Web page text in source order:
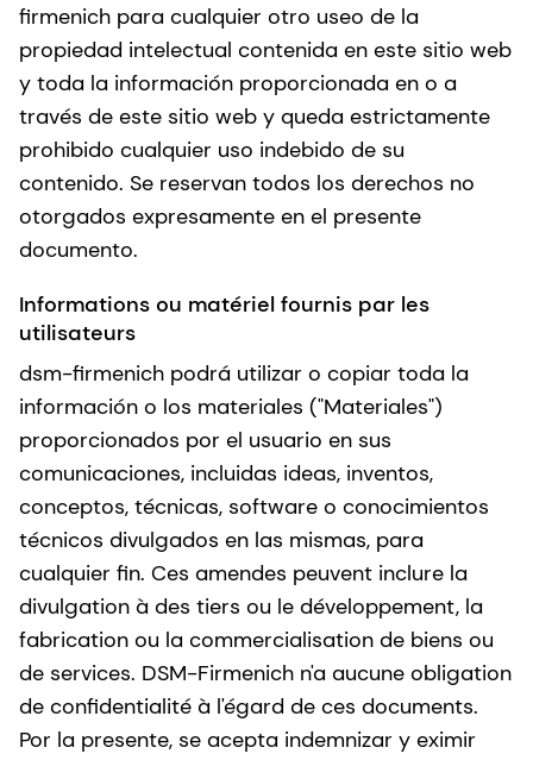
firmenich para cualquier otro useo de la
propiedad intelectual contenida en este sitio web
y toda la información proporcionada en o a
través de este sitio web y queda estrictamente
prohibido cualquier uso indebido de su
contenido. Se reservan todos los derechos no
otorgados expresamente en el presente
documento.
Informations ou matériel fournis par les
utilisateurs
dsm-firmenich podrá utilizar o copiar toda la
información o los materiales ("Materiales")
proporcionados por el usuario en sus
comunicaciones, incluidas ideas, inventos,
conceptos, técnicas, software o conocimientos
técnicos divulgados en las mismas, para
cualquier fin. Ces amendes peuvent inclure la
divulgation à des tiers ou le développement, la
fabrication ou la commercialisation de biens ou
de services. DSM-Firmenich n'a aucune obligation
de confidentialité à l'égard de ces documents.
Por la presente, se acepta indemnizar y eximir